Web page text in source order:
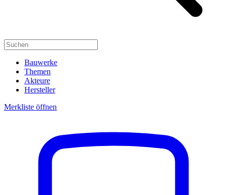
Bauwerke
Themen
Akteure
Hersteller
Merkliste öffnen